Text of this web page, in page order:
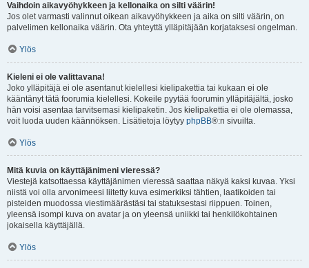
Vaihdoin aikavyöhykkeen ja kellonaika on silti väärin!
Jos olet varmasti valinnut oikean aikavyöhykkeen ja aika on silti väärin, on
palvelimen kellonaika väärin. Ota yhteyttä ylläpitäjään korjataksesi ongelman.
Ylös
Kieleni ei ole valittavana!
Joko ylläpitäjä ei ole asentanut kielellesi kielipakettia tai kukaan ei ole
kääntänyt tätä foorumia kielellesi. Kokeile pyytää foorumin ylläpitäjältä, josko
hän voisi asentaa tarvitsemasi kielipaketin. Jos kielipakettia ei ole olemassa,
voit luoda uuden käännöksen. Lisätietoja löytyy phpBB®:n sivuilta.
Ylös
Mitä kuvia on käyttäjänimeni vieressä?
Viestejä katsottaessa käyttäjänimen vieressä saattaa näkyä kaksi kuvaa. Yksi
niistä voi olla arvonimeesi liitetty kuva esimerkiksi tähtien, laatikoiden tai
pisteiden muodossa viestimäärästäsi tai statuksestasi riippuen. Toinen,
yleensä isompi kuva on avatar ja on yleensä uniikki tai henkilökohtainen
jokaisella käyttäjällä.
Ylös